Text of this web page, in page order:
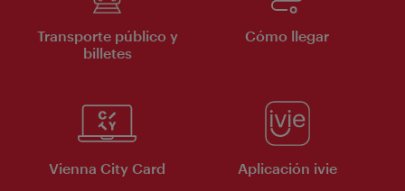
Transporte público y
billetes
Cómo llegar
Vienna City Card Aplicación ivie